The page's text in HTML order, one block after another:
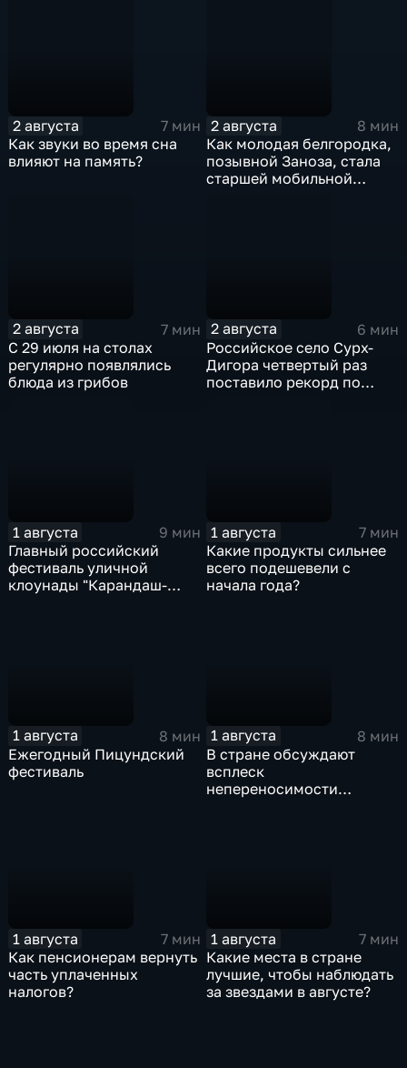
2 августа
7 мин
Как звуки во время сна
влияют на память?
2 августа
8 мин
Как молодая белгородка,
позывной Заноза, стала
старшей мобильной
2 августа
7 мин
С 29 июля на столах
регулярно появлялись
блюда из грибов
2 августа
6 мин
Российское село Сурх-
Дигора четвертый раз
поставило рекорд по
1 августа
9 мин
Главный российский
фестиваль уличной
клоунады "Карандаш-
1 августа
7 мин
Какие продукты сильнее
всего подешевели с
начала года?
1 августа
8 мин
Ежегодный Пицундский
фестиваль
1 августа
8 мин
В стране обсуждают
всплеск
непереносимости
1 августа
7 мин
Как пенсионерам вернуть
часть уплаченных
налогов?
1 августа
7 мин
Какие места в стране
лучшие, чтобы наблюдать
за звездами в августе?